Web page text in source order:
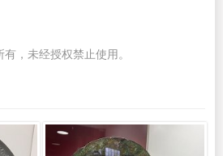
，未经授权禁止使用。